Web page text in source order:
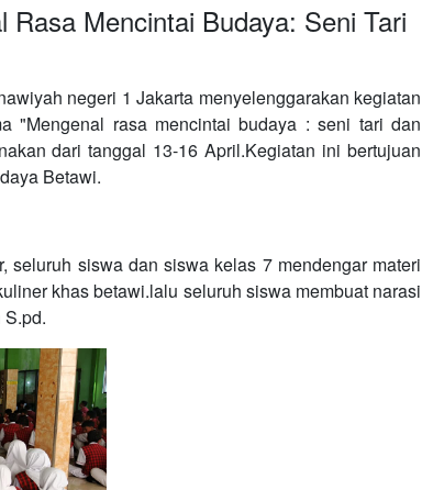
Rasa Mencintai Budaya: Seni Tari
negeri 1 Jakarta menyelenggarakan kegiatan
"Mengenal rasa mencintai budaya : seni tari dan
dari tanggal 13-16 April.Kegiatan ini bertujuan
Betawi.
siswa dan siswa kelas 7 mendengar materi
khas betawi.lalu seluruh siswa membuat narasi